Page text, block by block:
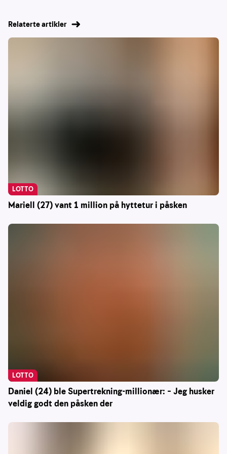
Relaterte artikler
Mariell (27) vant 1 million på hyttetur i påsken
LOTTO
Daniel (24) ble Supertrekning-millionær: – Jeg husker
veldig godt den påsken der
LOTTO